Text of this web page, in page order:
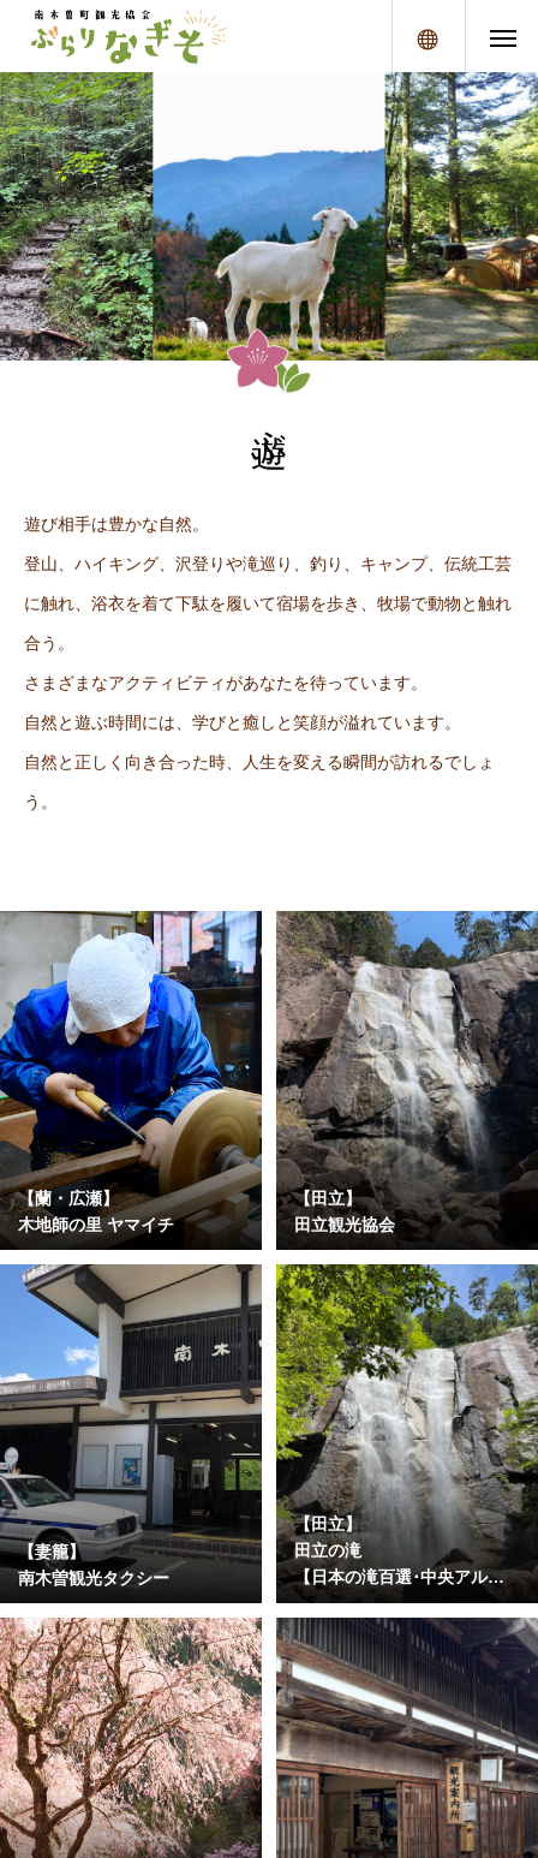
メニュー
遊ぶ
遊び相手は豊かな自然。
登山、ハイキング、沢登りや滝巡り、釣り、キャンプ、伝統工芸
に触れ、浴衣を着て下駄を履いて宿場を歩き、牧場で動物と触れ
合う。
さまざまなアクティビティがあなたを待っています。
自然と遊ぶ時間には、学びと癒しと笑顔が溢れています。
自然と正しく向き合った時、人生を変える瞬間が訪れるでしょ
う。
【蘭・広瀬】
木地師の里 ヤマイチ
【田立】
田立観光協会
【妻籠】
南木曽観光タクシー
【田立】
田立の滝
【日本の滝百選･中央アルプ
ス国定公園】